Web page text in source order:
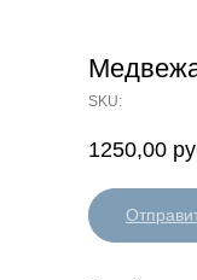
SKU:
1250,00